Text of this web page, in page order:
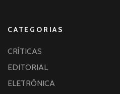
CATEGORIAS
CRÍTICAS
EDITORIAL
ELETRÔNICA